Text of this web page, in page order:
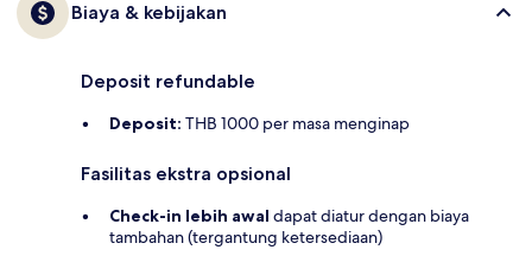
Biaya & kebijakan
Deposit refundable
Deposit: THB 1000 per masa menginap
Fasilitas ekstra opsional
Check-in lebih awal dapat diatur dengan biaya
tambahan (tergantung ketersediaan)